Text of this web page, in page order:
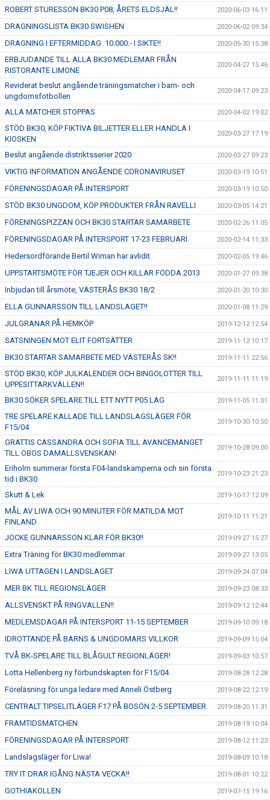
ROBERT STURESSON BK30 P08, ÅRETS ELDSJÄL!! 2020-06-03 16:11
DRAGNINGSLISTA BK30 SWISHEN 2020-06-02 09:34
DRAGNING I EFTERMIDDAG. 10.000:- I SIKTE!! 2020-05-30 15:38
ERBJUDANDE TILL ALLA BK30 MEDLEMAR FRÅN
RISTORANTE LIMONE
2020-04-27 15:46
Reviderat beslut angående träningsmatcher i barn- och
ungdomsfotbollen
2020-04-17 09:23
ALLA MATCHER STOPPAS 2020-04-02 19:02
STÖD BK30, KÖP FIKTIVA BILJETTER ELLER HANDLA I
KIOSKEN
2020-03-27 17:19
Beslut angående distriktsserier 2020 2020-03-27 09:23
VIKTIG INFORMATION ANGÅENDE CORONAVIRUSET 2020-03-19 10:51
FÖRENINGSDAGAR PÅ INTERSPORT 2020-03-19 10:50
STÖD BK30 UNGDOM, KÖP PRODUKTER FRÅN RAVELLI 2020-03-05 14:21
FÖRENINGSPIZZAN OCH BK30 STARTAR SAMARBETE 2020-02-26 11:05
FÖRENINGSDAGAR PÅ INTERSPORT 17-23 FEBRUARI 2020-02-14 11:33
Hedersordförande Bertil Wiman har avlidit 2020-02-05 19:46
UPPSTARTSMÖTE FÖR TJEJER OCH KILLAR FÖDDA 2013 2020-01-27 09:38
Inbjudan till årsmöte, VÄSTERÅS BK30 18/2 2020-01-20 10:30
ELLA GUNNARSSON TILL LANDSLAGET!! 2020-01-08 11:29
JULGRANAR PÅ HEMKÖP 2019-12-12 12:54
SATSNINGEN MOT ELIT FORTSÄTTER 2019-11-12 10:17
BK30 STARTAR SAMARBETE MED VÄSTERÅS SK!! 2019-11-11 22:56
STÖD BK30, KÖP JULKALENDER OCH BINGOLOTTER TILL
UPPESITTARKVÄLLEN!!
2019-11-11 11:19
BK30 SÖKER SPELARE TILL ETT NYTT P05 LAG 2019-11-05 11:01
TRE SPELARE KALLADE TILL LANDSLAGSLÄGER FÖR
F15/04
2019-10-30 10:50
GRATTIS CASSANDRA OCH SOFIA TILL AVANCEMANGET
TILL OBOS DAMALLSVENSKAN!
2019-10-28 09:00
Eriholm summerar första F04-landskamperna och sin första
tid i BK30
2019-10-23 21:23
Skutt & Lek 2019-10-17 12:09
MÅL AV LIWA OCH 90 MINUTER FÖR MATILDA MOT
FINLAND
2019-10-11 11:21
JOCKE GUNNARSSON KLAR FÖR BK30!! 2019-09-27 15:27
Extra Träning för BK30 medlemmar 2019-09-27 13:05
LIWA UTTAGEN I LANDSLAGET 2019-09-24 07:04
MER BK TILL REGIONSLÄGER 2019-09-23 08:33
ALLSVENSKT PÅ RINGVALLEN!! 2019-09-12 12:44
MEDLEMSDAGAR PÅ INTERSPORT 11-15 SEPTEMBER 2019-09-10 09:18
IDROTTANDE PÅ BARNS & UNGDOMARS VILLKOR 2019-09-09 15:04
TVÅ BK-SPELARE TILL BLÅGULT REGIONLÄGER! 2019-09-03 10:57
Lotta Hellenberg ny förbundskapten för F15/04 2019-08-28 12:28
Föreläsning för unga ledare med Anneli Östberg 2019-08-22 12:19
CENTRALT TIPSELITLÄGER F17 PÅ BOSÖN 2-5 SEPTEMBER. 2019-08-20 11:31
FRAMTIDSMATCHEN 2019-08-19 10:04
FÖRENINGSDAGAR PÅ INTERSPORT 2019-08-12 11:23
Landslagsläger för Liwa! 2019-08-09 10:18
TRY IT DRAR IGÅNG NÄSTA VECKA!! 2019-08-01 10:22
GOTHIAKOLLEN 2019-07-15 19:16